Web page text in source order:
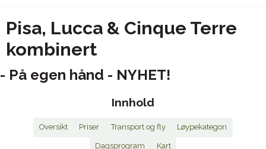
Pisa, Lucca & Cinque Terre
kombinert
- På egen hånd - NYHET!
Innhold
Oversikt Priser Transport og fly Løypekategori
Dagsprogram Kart